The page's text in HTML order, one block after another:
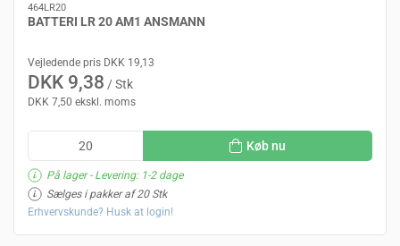
464LR20
BATTERI LR 20 AM1 ANSMANN
Vejledende pris DKK 19,13
DKK 9,38 / Stk
DKK 7,50 ekskl. moms
Køb nu
På lager- Levering: 1-2 dage
Sælges i pakker af 20 Stk
Erhvervskunde? Husk at login!